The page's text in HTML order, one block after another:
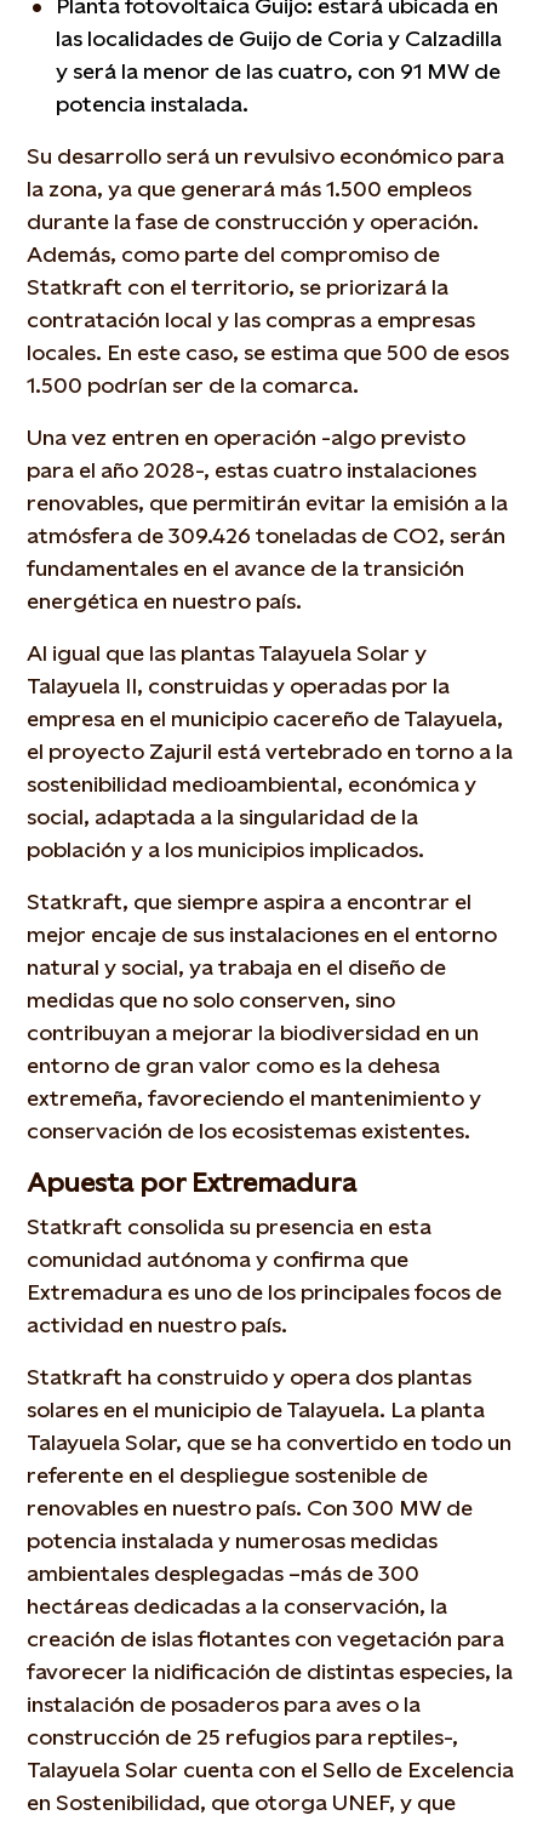
Planta fotovoltaica Guijo: estará ubicada en
las localidades de Guijo de Coria y Calzadilla
y será la menor de las cuatro, con 91 MW de
potencia instalada.
Su desarrollo será un revulsivo económico para
la zona, ya que generará más 1.500 empleos
durante la fase de construcción y operación.
Además, como parte del compromiso de
Statkraft con el territorio, se priorizará la
contratación local y las compras a empresas
locales. En este caso, se estima que 500 de esos
1.500 podrían ser de la comarca.
Una vez entren en operación -algo previsto
para el año 2028-, estas cuatro instalaciones
renovables, que permitirán evitar la emisión a la
atmósfera de 309.426 toneladas de CO2, serán
fundamentales en el avance de la transición
energética en nuestro país.
Al igual que las plantas Talayuela Solar y
Talayuela II, construidas y operadas por la
empresa en el municipio cacereño de Talayuela,
el proyecto Zajuril está vertebrado en torno a la
sostenibilidad medioambiental, económica y
social, adaptada a la singularidad de la
población y a los municipios implicados.
Statkraft, que siempre aspira a encontrar el
mejor encaje de sus instalaciones en el entorno
natural y social, ya trabaja en el diseño de
medidas que no solo conserven, sino
contribuyan a mejorar la biodiversidad en un
entorno de gran valor como es la dehesa
extremeña, favoreciendo el mantenimiento y
conservación de los ecosistemas existentes.
Apuesta por Extremadura
Statkraft consolida su presencia en esta
comunidad autónoma y confirma que
Extremadura es uno de los principales focos de
actividad en nuestro país.
Statkraft ha construido y opera dos plantas
solares en el municipio de Talayuela. La planta
Talayuela Solar, que se ha convertido en todo un
referente en el despliegue sostenible de
renovables en nuestro país. Con 300 MW de
potencia instalada y numerosas medidas
ambientales desplegadas –más de 300
hectáreas dedicadas a la conservación, la
creación de islas flotantes con vegetación para
favorecer la nidificación de distintas especies, la
instalación de posaderos para aves o la
construcción de 25 refugios para reptiles-,
Talayuela Solar cuenta con el Sello de Excelencia
en Sostenibilidad, que otorga UNEF, y que